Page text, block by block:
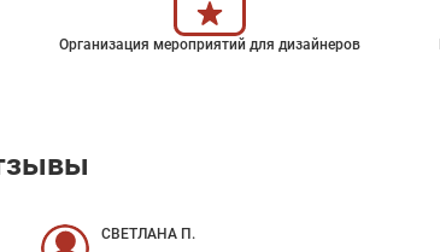
Организация мероприятий для дизайнеров
СВЕТЛАНА П.